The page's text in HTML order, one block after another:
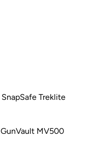
Treklite
MV500